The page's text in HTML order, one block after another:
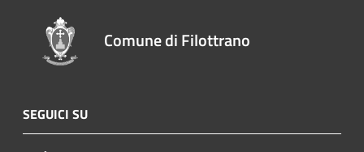
Comune di Filottrano
SEGUICI SU